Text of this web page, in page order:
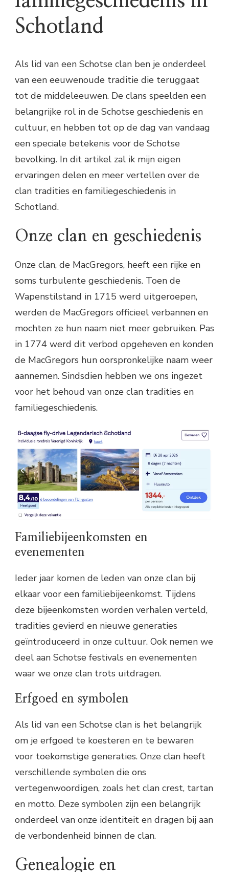
Schotland
Als lid van een Schotse clan ben je onderdeel
van een eeuwenoude traditie die teruggaat
tot de middeleeuwen. De clans speelden een
belangrijke rol in de Schotse geschiedenis en
cultuur, en hebben tot op de dag van vandaag
een speciale betekenis voor de Schotse
bevolking. In dit artikel zal ik mijn eigen
ervaringen delen en meer vertellen over de
clan tradities en familiegeschiedenis in
Schotland.
Onze clan en geschiedenis
Onze clan, de MacGregors, heeft een rijke en
soms turbulente geschiedenis. Toen de
Wapenstilstand in 1715 werd uitgeroepen,
werden de MacGregors officieel verbannen en
mochten ze hun naam niet meer gebruiken. Pas
in 1774 werd dit verbod opgeheven en konden
de MacGregors hun oorspronkelijke naam weer
aannemen. Sindsdien hebben we ons ingezet
voor het behoud van onze clan tradities en
familiegeschiedenis.
Familiebijeenkomsten en
evenementen
Ieder jaar komen de leden van onze clan bij
elkaar voor een familiebijeenkomst. Tijdens
deze bijeenkomsten worden verhalen verteld,
tradities gevierd en nieuwe generaties
geïntroduceerd in onze cultuur. Ook nemen we
deel aan Schotse festivals en evenementen
waar we onze clan trots uitdragen.
Erfgoed en symbolen
Als lid van een Schotse clan is het belangrijk
om je erfgoed te koesteren en te bewaren
voor toekomstige generaties. Onze clan heeft
verschillende symbolen die ons
vertegenwoordigen, zoals het clan crest, tartan
en motto. Deze symbolen zijn een belangrijk
onderdeel van onze identiteit en dragen bij aan
de verbondenheid binnen de clan.
Genealogie en